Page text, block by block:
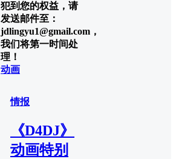
犯到您的权益，请
发送邮件至：
jdlingyu1@gmail.com，
我们将第一时间处
理！
动画
情报
《D4DJ》
动画特别